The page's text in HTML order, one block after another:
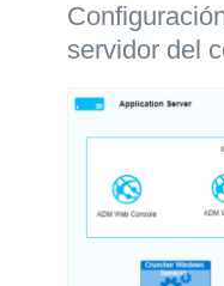
servidor del